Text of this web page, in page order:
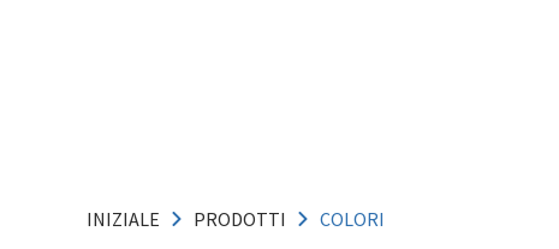
INIZIALE PRODOTTI COLORI